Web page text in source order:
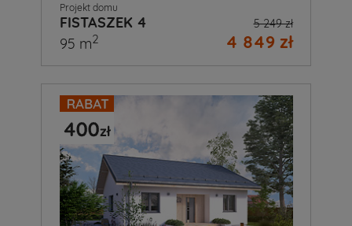
Projekt domu
FISTASZEK 4 5 249 zł
4 849 zł
95 m2